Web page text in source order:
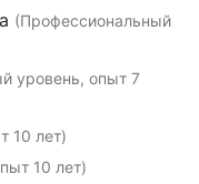
(Профессиональный
уровень, опыт 7
10 лет)
10 лет)